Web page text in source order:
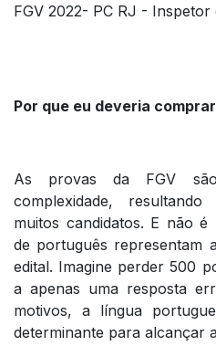
FGV 2022- PC RJ - Inspetor
Por que eu deveria
As provas da FGV
complexidade,
muitos candidatos. E não é
de português representam
edital. Imagine perder 500
a apenas uma resposta
motivos, a língua
determinante para alcançar